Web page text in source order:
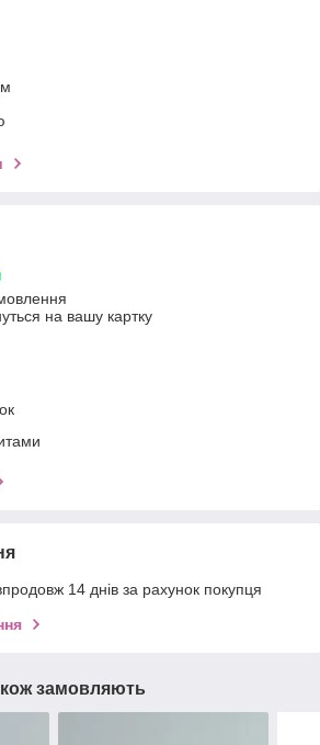
на вашу картку
14 днів за рахунок покупця
замовляють